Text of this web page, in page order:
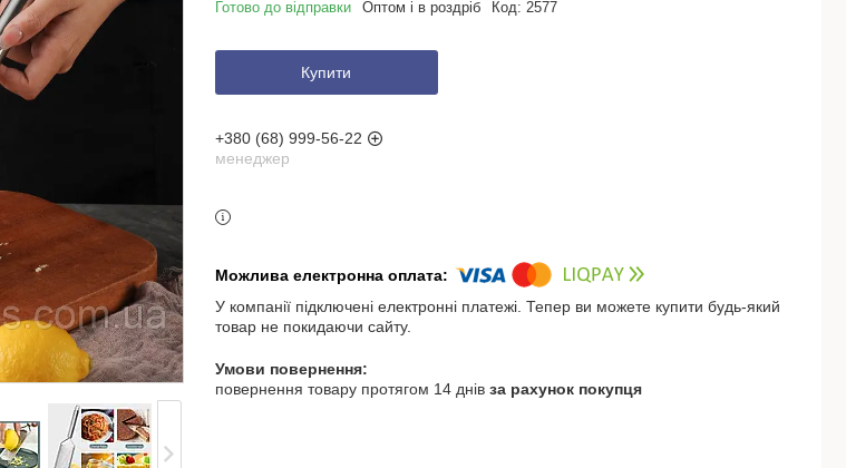
Готово до відправки
Оптом і в роздріб Код: 2577
Купити
+380 (68) 999-56-22
менеджер
У компанії підключені електронні платежі. Тепер ви можете купити будь-який
товар не покидаючи сайту.
повернення товару протягом 14 днів за рахунок покупця